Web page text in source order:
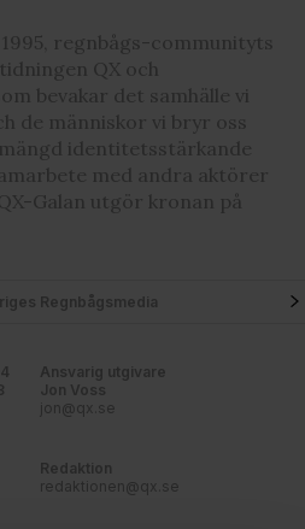
regnbågs-communityts
QX och
bevakar det samhälle vi
de människor vi bryr oss
identitetsstärkande
med andra aktörer
Galan utgör kronan på
Regnbågsmedia
Ansvarig utgivare
Jon Voss
jon@qx.se
Redaktion
redaktionen@qx.se